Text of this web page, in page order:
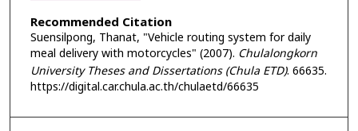
Recommended Citation
Suensilpong, Thanat, "Vehicle routing system for daily
meal delivery with motorcycles" (2007). Chulalongkorn
University Theses and Dissertations (Chula ETD). 66635.
https://digital.car.chula.ac.th/chulaetd/66635